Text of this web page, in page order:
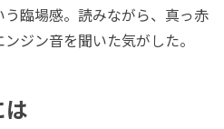
臨場感。読みながら、真っ赤
ジン音を聞いた気がした。